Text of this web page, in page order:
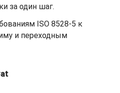
за один шаг.
ISO 8528-5 к
и переходным